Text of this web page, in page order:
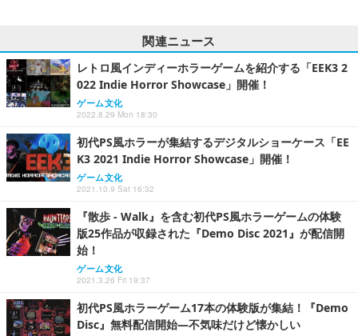
関連ニュース
レトロ風インディーホラーゲームを紹介する「EEK3 2
022 Indie Horror Showcase」開催！
ゲーム文化
2022.8.29 Mon 18:30
初代PS風ホラーが集結するデジタルショーケース「EE
K3 2021 Indie Horror Showcase」開催！
ゲーム文化
2021.10.9 Sat 16:32
『散歩 - Walk』を含む初代PS風ホラーゲームの体験
版25作品が収録された『Demo Disc 2021』が配信開
始！
ゲーム文化
2021.3.26 Fri 19:37
初代PS風ホラーゲーム17本の体験版が集結！『Demo
Disc』無料配信開始―不気味だけど懐かしい